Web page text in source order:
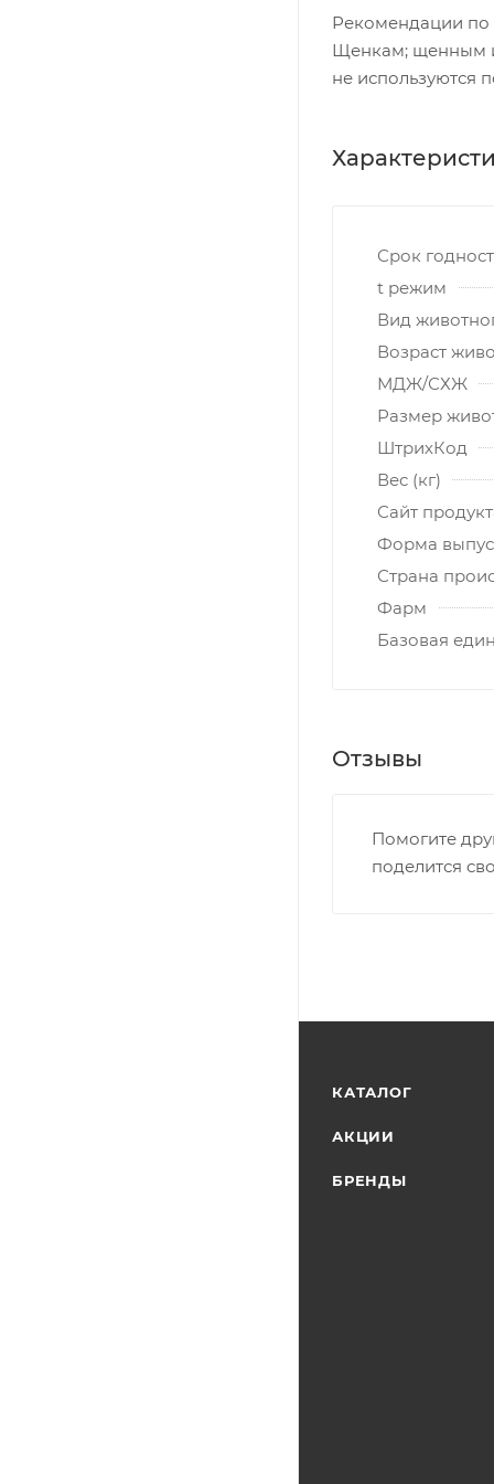
Рекомендации
Щенкам; щенным и
не используются
Срок
t режим
Вид
Возраст
МДЖ/СХЖ
Размер
ШтрихКод
Вес (кг)
Сайт
Форма
Страна
Фарм
Базовая
Отзывы
Помогите
поделится
КАТАЛОГ
АКЦИИ
БРЕНДЫ